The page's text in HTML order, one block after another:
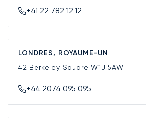
+41 22 782 12 12
LONDRES, ROYAUME-UNI
42 Berkeley SquareW1J 5AW
+44 2074 095 095